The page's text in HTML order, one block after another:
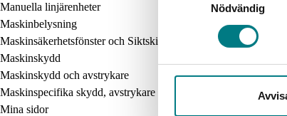
Nödvändig
Manuella linjärenheter
Maskinbelysning
Maskinsäkerhetsfönster och Siktskivor
Maskinskydd
Maskinskydd och avstrykare
Maskinspecifika skydd, avstrykare och fönster
Mina sidor